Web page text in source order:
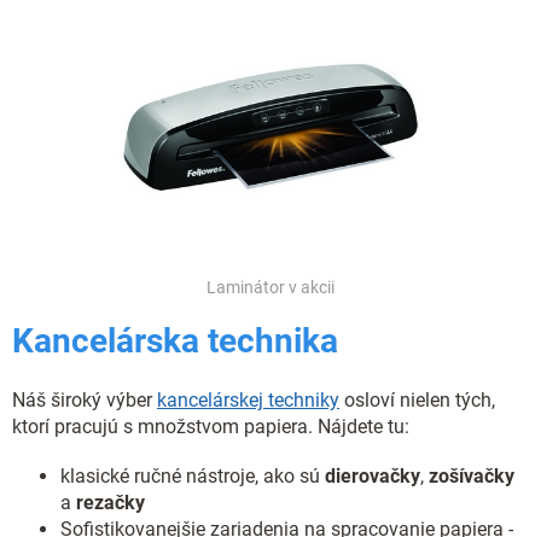
Laminátor v akcii
Kancelárska technika
Náš široký výber kancelárskej techniky osloví nielen tých,
ktorí pracujú s množstvom papiera. Nájdete tu:
klasické ručné nástroje, ako sú dierovačky, zošívačky
a rezačky
Sofistikovanejšie zariadenia na spracovanie papiera -